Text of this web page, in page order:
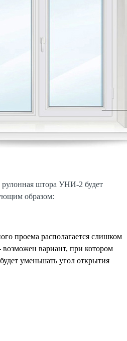
рулонная штора УНИ-2 будет
образом:
проема располагается слишком
возможен вариант, при котором
уменьшать угол открытия